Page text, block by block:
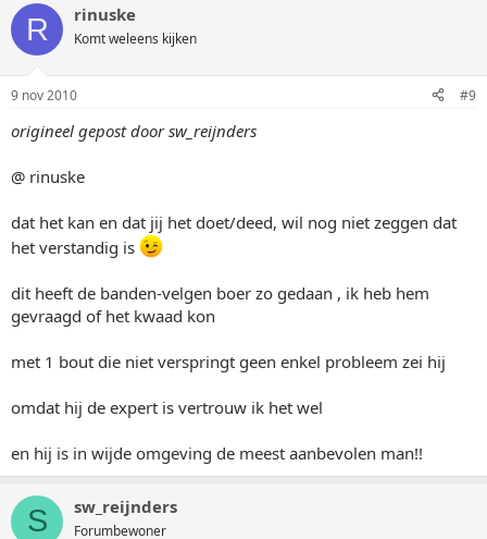
R rinuske
Komt weleens kijken
9 nov 2010 #9
origineel gepost door sw_reijnders
@ rinuske
dat het kan en dat jij het doet/deed, wil nog niet zeggen dat
het verstandig is
dit heeft de banden-velgen boer zo gedaan , ik heb hem
gevraagd of het kwaad kon
met 1 bout die niet verspringt geen enkel probleem zei hij
omdat hij de expert is vertrouw ik het wel
en hij is in wijde omgeving de meest aanbevolen man!!
S sw_reijnders
Forumbewoner